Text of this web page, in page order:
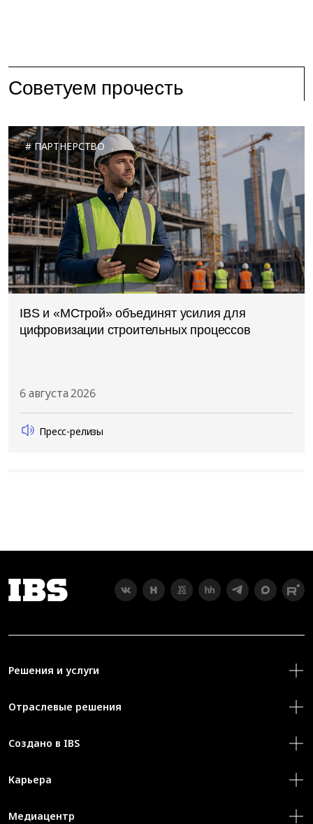
Советуем прочесть
ПАРТНЕРСТВО
IBS и «МСтрой» объединят усилия для
цифровизации строительных процессов
6 августа 2026
Пресс-релизы
Решения и услуги
Отраслевые решения
Создано в IBS
Карьера
Медиацентр